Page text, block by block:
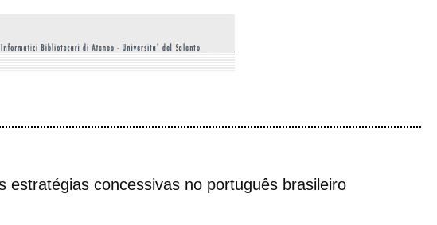
estratégias concessivas no português brasileiro